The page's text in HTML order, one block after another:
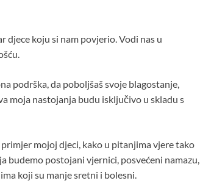
djece koju si nam povjerio. Vodi nas u
podrška, da poboljšaš svoje blagostanje,
moja nastojanja budu isključivo u skladu s
mojoj djeci, kako u pitanjima vjere tako
budemo postojani vjernici, posvećeni namazu,
koji su manje sretni i bolesni.